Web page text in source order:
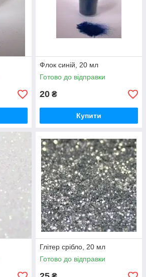
Флок синій, 20 мл
Готово до відправки
20 ₴
Купити
Глітер срібло, 20 мл
Готово до відправки